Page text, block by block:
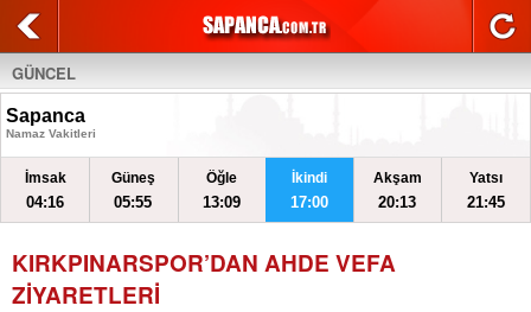
GÜNCEL
Sapanca
Namaz Vakitleri
İmsak
04:16
Güneş
05:55
Öğle
13:09
İkindi
17:00
Akşam
20:13
Yatsı
21:45
KIRKPINARSPOR’DAN AHDE VEFA
ZİYARETLERİ